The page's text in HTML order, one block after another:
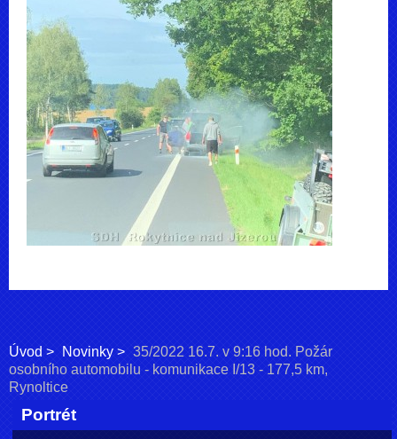
Úvod Novinky
35/2022 16.7. v 9:16 hod. Požár
osobního automobilu - komunikace I/13 - 177,5 km,
Rynoltice
Portrét